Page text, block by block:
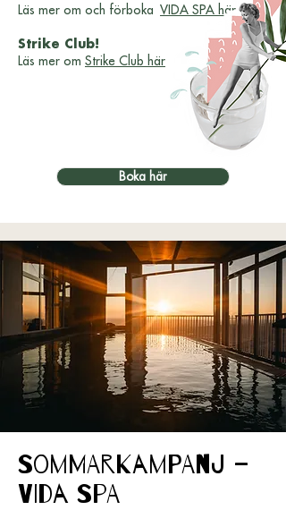
Läs mer om och förboka VIDA SPA här
Strike Club!
Läs mer om Strike Club här
Boka här
Sommarkampanj –
VIDA Spa